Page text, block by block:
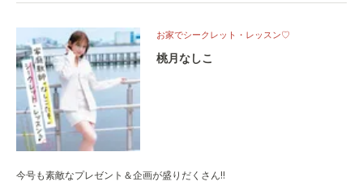
お家でシークレット・レッスン♡
桃月なしこ
今号も素敵なプレゼント＆企画が盛りだくさん!!